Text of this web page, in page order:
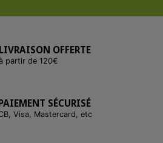
LIVRAISON OFFERTE
partir de 120€
SÉCURISÉ
Visa, Mastercard, etc